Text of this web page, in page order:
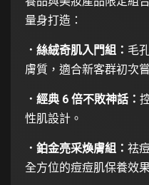
量身打造：
．絲絨奇肌入門組： 毛
膚質，適合新客群初次
．經典 6 倍不敗神話：
性肌設計。
．鉑金亮采煥膚組： 祛
全方位的痘痘肌保養效